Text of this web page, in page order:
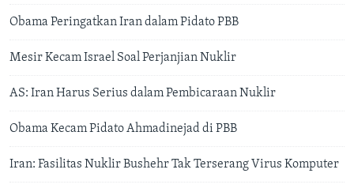
Obama Peringatkan Iran dalam Pidato PBB
Mesir Kecam Israel Soal Perjanjian Nuklir
AS: Iran Harus Serius dalam Pembicaraan Nuklir
Obama Kecam Pidato Ahmadinejad di PBB
Iran: Fasilitas Nuklir Bushehr Tak Terserang Virus Komputer